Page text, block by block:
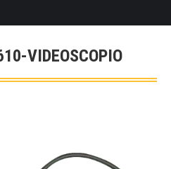
VIDEOSCOPIO